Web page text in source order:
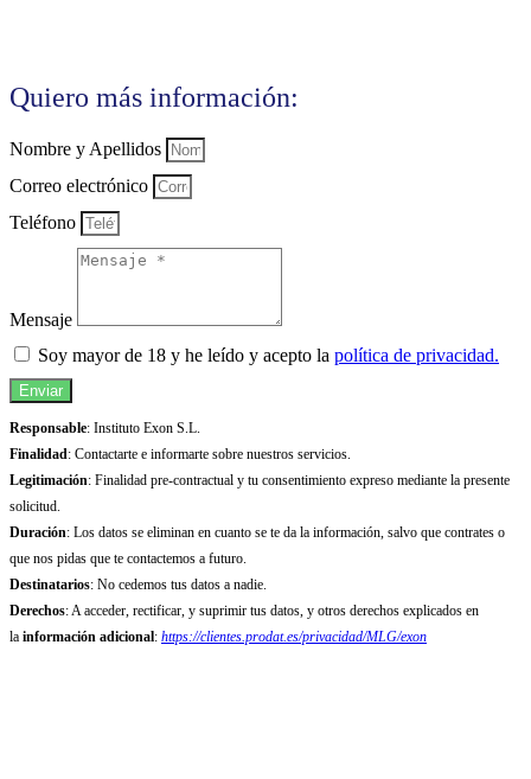
Quiero más información:
Nombre y Apellidos
Correo electrónico
Teléfono
Mensaje
Soy mayor de 18 y he leído y acepto la política de privacidad.
Enviar
Responsable: Instituto Exon S.L.
Finalidad: Contactarte e informarte sobre nuestros servicios.
Legitimación: Finalidad pre-contractual y tu consentimiento expreso mediante la presente
solicitud.
Duración: Los datos se eliminan en cuanto se te da la información, salvo que contrates o
que nos pidas que te contactemos a futuro.
Destinatarios: No cedemos tus datos a nadie.
Derechos: A acceder, rectificar, y suprimir tus datos, y otros derechos explicados en
la información adicional: https://clientes.prodat.es/privacidad/MLG/exon